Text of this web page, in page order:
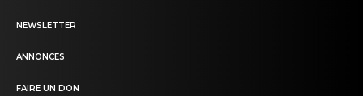
NEWSLETTER
ANNONCES
FAIRE UN DON